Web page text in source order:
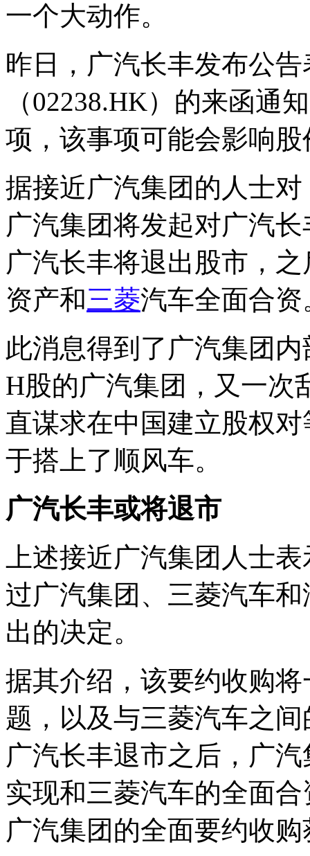
一个大动作。
昨日，广汽长丰发布公
（02238.HK）的来函通
项，该事项可能会影响
据接近广汽集团的人士
广汽集团将发起对广汽
广汽长丰将退出股市，
资产和三菱汽车全面合资
此消息得到了广汽集团
H股的广汽集团，又一次
直谋求在中国建立股权
于搭上了顺风车。
广汽长丰或将退市
上述接近广汽集团人士
过广汽集团、三菱汽车
出的决定。
据其介绍，该要约收购
题，以及与三菱汽车之
广汽长丰退市之后，广
实现和三菱汽车的全面
广汽集团的全面要约收